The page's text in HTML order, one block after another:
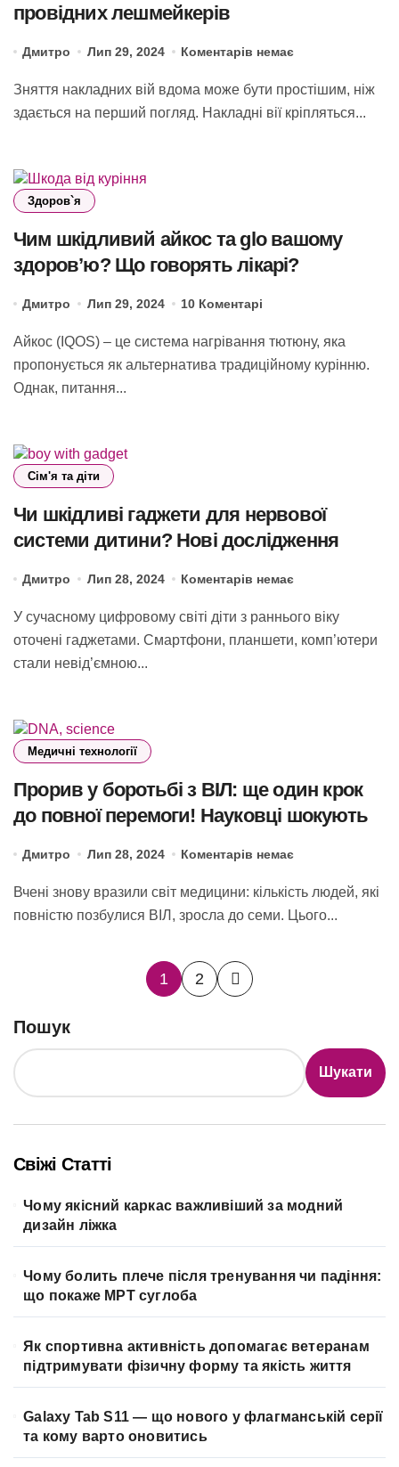
провідних лешмейкерів
Дмитро Лип 29, 2024 Коментарів немає
Зняття накладних вій вдома може бути простішим, ніж
здається на перший погляд. Накладні вії кріпляться...
Здоров`я
Чим шкідливий айкос та glo вашому
здоров’ю? Що говорять лікарі?
Дмитро Лип 29, 2024 10 Коментарі
Айкос (IQOS) – це система нагрівання тютюну, яка
пропонується як альтернатива традиційному курінню.
Однак, питання...
Сім'я та діти
Чи шкідливі гаджети для нервової
системи дитини? Нові дослідження
Дмитро Лип 28, 2024 Коментарів немає
У сучасному цифровому світі діти з раннього віку
оточені гаджетами. Смартфони, планшети, комп’ютери
стали невід’ємною...
Медичні технології
Прорив у боротьбі з ВІЛ: ще один крок
до повної перемоги! Науковці шокують
Дмитро Лип 28, 2024 Коментарів немає
Вчені знову вразили світ медицини: кількість людей, які
повністю позбулися ВІЛ, зросла до семи. Цього...
Пагінація
1 2
Пошук
Шукати
Свіжі Статті
Чому якісний каркас важливіший за модний
дизайн ліжка
Чому болить плече після тренування чи падіння:
що покаже МРТ суглоба
Як спортивна активність допомагає ветеранам
підтримувати фізичну форму та якість життя
Galaxy Tab S11 — що нового у флагманській серії
та кому варто оновитись